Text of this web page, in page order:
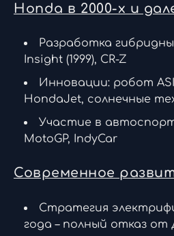
Honda в 2000-х и
Разработка
Insight (1999), CR-Z
Инновации: робот
HondaJet, солнечные
Участие в
MotoGP, IndyCar
Современное
Стратегия
года – полный отказ от